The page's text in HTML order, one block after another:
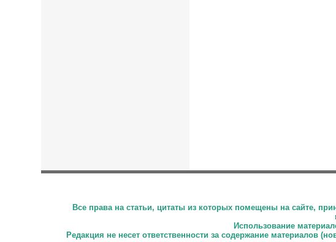
Все права на статьи, цитаты из которых помещены на сайте,
Использование
Редакция не несет ответственности за содержание материалов